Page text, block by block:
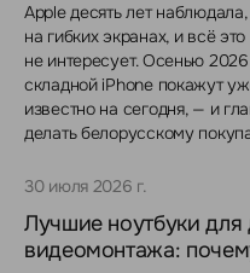
Apple десять лет
на гибких экранах, и всё
не интересует. Осенью
складной iPhone покажут
известно на сегодня, — и
делать белорусскому
30 июля 2026 г.
Лучшие ноутбуки для
видеомонтажа: